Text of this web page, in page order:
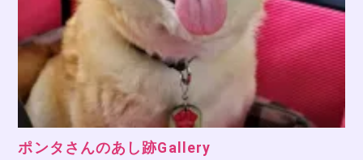
ポンタさんのあし跡Gallery